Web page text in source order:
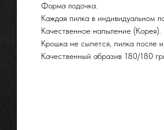
Форма лодочка.
Каждая пилка в индивидуальном
Качественное напыление (Корея).
Крошка не сыпется, пилка после
Качественный абразив 180/180